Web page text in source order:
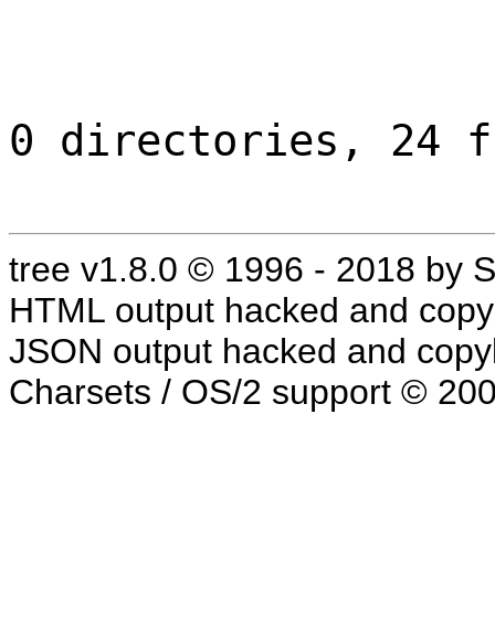
0 directories, 24
tree v1.8.0 © 1996 - 2018 by
HTML output hacked and
JSON output hacked and
Charsets / OS/2 support ©